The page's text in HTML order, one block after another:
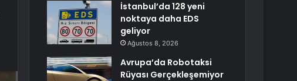
İstanbul’da 128 yeni
noktaya daha EDS
geliyor
Ağustos 8, 2026
Avrupa’da Robotaksi
Rüyası Gerçekleşemiyor